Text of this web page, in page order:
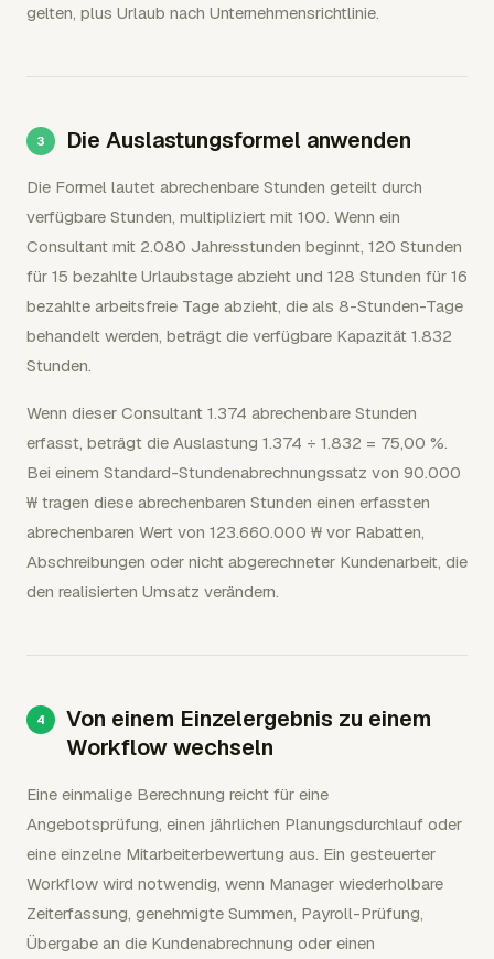
gelten, plus Urlaub nach Unternehmensrichtlinie.
Die Auslastungsformel anwenden
Die Formel lautet abrechenbare Stunden geteilt durch
verfügbare Stunden, multipliziert mit 100. Wenn ein
Consultant mit 2.080 Jahresstunden beginnt, 120 Stunden
für 15 bezahlte Urlaubstage abzieht und 128 Stunden für 16
bezahlte arbeitsfreie Tage abzieht, die als 8-Stunden-Tage
behandelt werden, beträgt die verfügbare Kapazität 1.832
Stunden.
Wenn dieser Consultant 1.374 abrechenbare Stunden
erfasst, beträgt die Auslastung 1.374 ÷ 1.832 = 75,00 %.
Bei einem Standard-Stundenabrechnungssatz von 90.000
₩ tragen diese abrechenbaren Stunden einen erfassten
abrechenbaren Wert von 123.660.000 ₩ vor Rabatten,
Abschreibungen oder nicht abgerechneter Kundenarbeit, die
den realisierten Umsatz verändern.
Von einem Einzelergebnis zu einem
Workflow wechseln
Eine einmalige Berechnung reicht für eine
Angebotsprüfung, einen jährlichen Planungsdurchlauf oder
eine einzelne Mitarbeiterbewertung aus. Ein gesteuerter
Workflow wird notwendig, wenn Manager wiederholbare
Zeiterfassung, genehmigte Summen, Payroll-Prüfung,
Übergabe an die Kundenabrechnung oder einen